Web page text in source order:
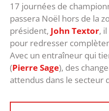
17 journées de
passera Noël hors de la
président, John Textor,
pour redresser
Avec un entraîneur qui
(Pierre Sage), des
attendus dans le secteur